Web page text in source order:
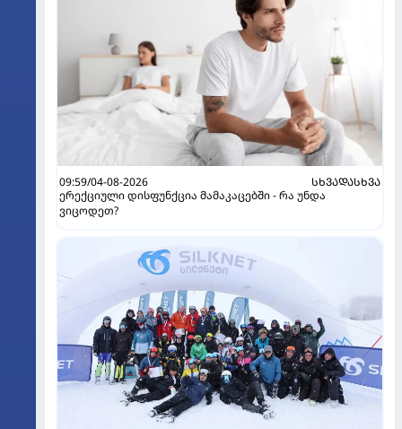
09:59/04-08-2026
ᲡᲮᲕᲐᲓᲐᲡᲮᲕᲐ
ერექციული დისფუნქცია მამაკაცებში - რა უნდა
ვიცოდეთ?